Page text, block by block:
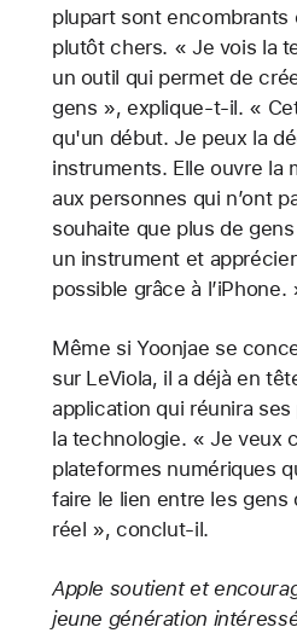
plupart sont
plutôt chers. « Je vois la
un outil qui permet de
gens », explique-t-il. «
qu'un début. Je peux la
instruments. Elle ouvre la
aux personnes qui n’ont
souhaite que plus de
un instrument et
possible grâce à l’iPhone.
Même si Yoonjae se
sur LeViola, il a déjà en
application qui réunira ses
la technologie. « Je veux
plateformes numériques
faire le lien entre les gens
réel », conclut-il.
Apple soutient et
jeune génération